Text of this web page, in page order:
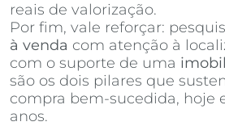
reais de valorização.
Por fim, vale reforçar:
à venda com atenção à
com o suporte de uma
são os dois pilares que
compra bem-sucedida, hoje
anos.